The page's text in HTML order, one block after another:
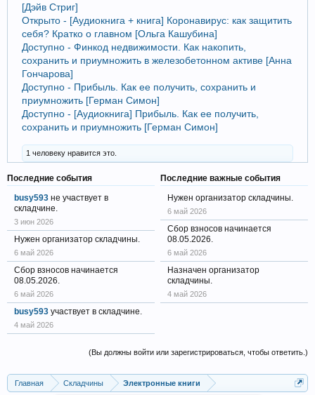
[Дэйв Стриг]
Открыто - [Аудиокнига + книга] Коронавирус: как защитить
себя? Кратко о главном [Ольга Кашубина]
Доступно - Финкод недвижимости. Как накопить,
сохранить и приумножить в железобетонном активе [Анна
Гончарова]
Доступно - Прибыль. Как ее получить, сохранить и
приумножить [Герман Симон]
Доступно - [Аудиокнига] Прибыль. Как ее получить,
сохранить и приумножить [Герман Симон]
1 человеку нравится это.
Последние события
busy593 не участвует в
складчине.
3 июн 2026
Нужен организатор складчины.
6 май 2026
Сбор взносов начинается
08.05.2026.
6 май 2026
busy593 участвует в складчине.
4 май 2026
Последние важные события
Нужен организатор складчины.
6 май 2026
Сбор взносов начинается
08.05.2026.
6 май 2026
Назначен организатор
складчины.
4 май 2026
(Вы должны войти или зарегистрироваться, чтобы ответить.)
Главная Складчины Электронные книги